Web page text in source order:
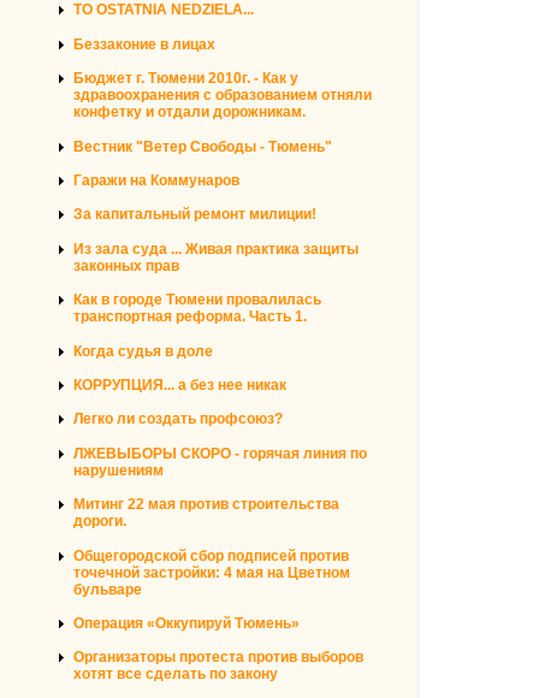
TO OSTATNIA NEDZIELA...
Беззаконие в лицах
Бюджет г. Тюмени 2010г. - Как у
здравоохранения с образованием отняли
конфетку и отдали дорожникам.
Вестник "Ветер Свободы - Тюмень"
Гаражи на Коммунаров
За капитальный ремонт милиции!
Из зала суда ... Живая практика защиты
законных прав
Как в городе Тюмени провалилась
транспортная реформа. Часть 1.
Когда судья в доле
КОРРУПЦИЯ... а без нее никак
Легко ли создать профсоюз?
ЛЖЕВЫБОРЫ СКОРО - горячая линия по
нарушениям
Митинг 22 мая против строительства
дороги.
Общегородской сбор подписей против
точечной застройки: 4 мая на Цветном
бульваре
Операция «Оккупируй Тюмень»
Организаторы протеста против выборов
хотят все сделать по закону